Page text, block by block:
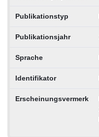
Publikationstyp
Publikationsjahr
Sprache
Identifikator
Erscheinungsvermerk